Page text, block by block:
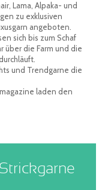
Lama, Alpaka- und
zu exklusiven
angeboten.
sich bis zum Schaf
über die Farm und die
und Trendgarne die
laden den